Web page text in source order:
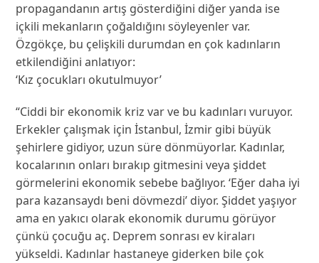
propagandanın artış gösterdiğini diğer yanda ise
içkili mekanların çoğaldığını söyleyenler var.
Özgökçe, bu çelişkili durumdan en çok kadınların
etkilendiğini anlatıyor:
‘Kız çocukları okutulmuyor’
“Ciddi bir ekonomik kriz var ve bu kadınları vuruyor.
Erkekler çalışmak için İstanbul, İzmir gibi büyük
şehirlere gidiyor, uzun süre dönmüyorlar. Kadınlar,
kocalarının onları bırakıp gitmesini veya şiddet
görmelerini ekonomik sebebe bağlıyor. ‘Eğer daha iyi
para kazansaydı beni dövmezdi’ diyor. Şiddet yaşıyor
ama en yakıcı olarak ekonomik durumu görüyor
çünkü çocuğu aç. Deprem sonrası ev kiraları
yükseldi. Kadınlar hastaneye giderken bile çok